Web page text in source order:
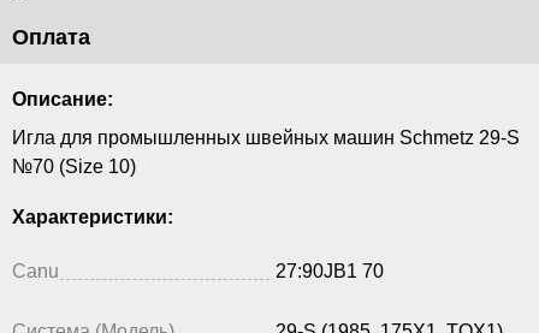
Оплата
Описание:
Игла для промышленных швейных машин Schmetz 29-S
№70 (Size 10)
Характеристики:
Canu 27:90JB1 70